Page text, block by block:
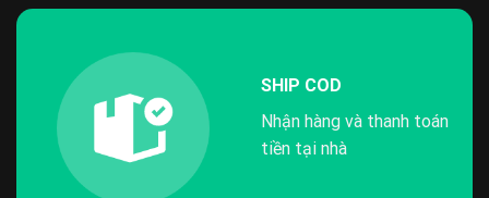
SHIP COD
Nhận hàng và thanh toán
tiền tại nhà